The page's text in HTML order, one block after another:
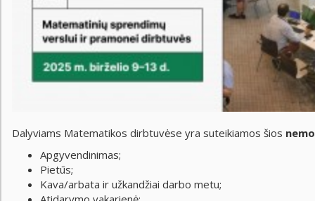
Dalyviams Matematikos dirbtuvėse yra suteikiamos šios
Apgyvendinimas;
Pietūs;
Kava/arbata ir užkandžiai darbo metu;